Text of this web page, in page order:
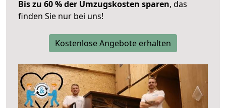
Bis zu 60 % der Umzugskosten sparen, das
finden Sie nur bei uns!
Kostenlose Angebote erhalten